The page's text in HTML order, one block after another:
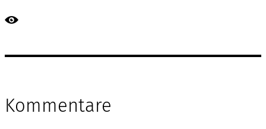
Kommentare